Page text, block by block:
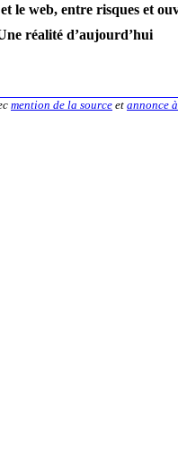
le web, entre risques et
réalité d’aujourd’hui
mention de la source et annonce